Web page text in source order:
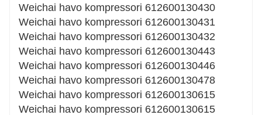
Weichai havo kompressori 612600130430
Weichai havo kompressori 612600130431
Weichai havo kompressori 612600130432
Weichai havo kompressori 612600130443
Weichai havo kompressori 612600130446
Weichai havo kompressori 612600130478
Weichai havo kompressori 612600130615
Weichai havo kompressori 612600130615